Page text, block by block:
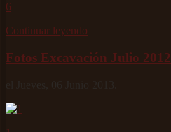
6
Continuar leyendo
Fotos Excavación Julio 2012